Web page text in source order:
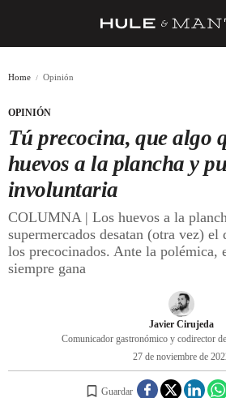
BARRAS Y ESTRELLAS
DÓNDE COMER
ÍDOLOS DE MESAS
CUADERNO DE VIAJE
Home Opinión
OPINIÓN
Tú precocina, que algo
huevos a la plancha y
involuntaria
COLUMNA | Los huevos a la
supermercados desatan (otra vez) el
los precocinados. Ante la polémica,
siempre gana
Javier Cirujeda
Comunicador gastronómico y codirector
27 de noviembre de
Guardar